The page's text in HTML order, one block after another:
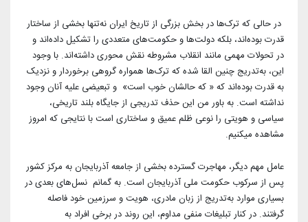
در حالی که ترک‌ها در بخش بزرگی از تاریخ ایران نه‌تنها بخشی از ساختار
قدرت بوده‌اند، بلکه دولت‌ها و حکومت‌های متعددی را تشکیل داده‌اند و
در تحولات مهمی مانند انقلاب مشروطه نقش محوری داشته‌اند. با وجود
این، به‌تدریج چنین القا شده که ترک‌ها همواره گروهی برخوردار و نزدیک
به قدرت بوده‌اند که « که حالشان خوب است» و تبعیضی علیه آنان وجود
نداشته است. به باور من این حذف تدریجی از جایگاه بلند تاریخی،
سیاسی و هویتی را نوعی ظلم عمیق و ساختاری است با نتایجی که امروز
مشاهده میکنیم.
عامل مهم دیگر، مهاجرت گسترده بخشی از جامعه آذربایجان به مرکز کشور
پس از سرکوب حکومت ملی آذربایجان است. به‌ گمانم نسل‌های بعدی در
بسیاری موارد به‌تدریج از زبان مادری، هویت و سرزمین خود فاصله
گرفتند. در کنار تبلیغات منفی مداوم، این روند در برخی افراد به